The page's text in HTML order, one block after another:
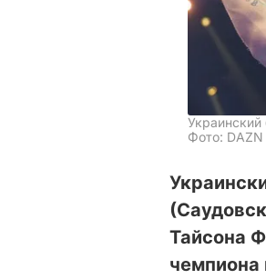
Фото:
Тайсона
чемпиона